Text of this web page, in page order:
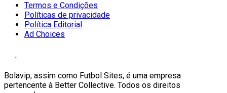
Termos e Condições
Políticas de privacidade
Política Editorial
Ad Choices
Bolavip, assim como Futbol Sites, é uma empresa
pertencente à Better Collective. Todos os direitos